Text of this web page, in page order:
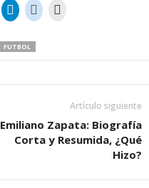
FUTBOL
Artículo siguiente
Emiliano Zapata: Biografía
Corta y Resumida, ¿Qué
Hizo?